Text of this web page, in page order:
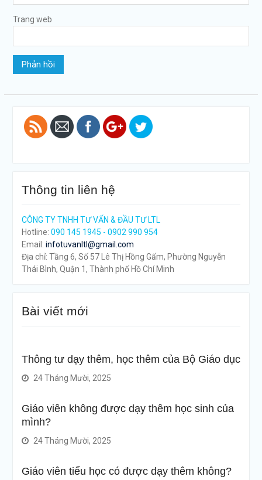
Trang web
nhat">
Thông tin liên hệ
CÔNG TY TNHH TƯ VẤN & ĐẦU TƯ LTL
Hotline: 090 145 1945 - 0902 990 954
Email: infotuvanltl@gmail.com
Địa chỉ: Tầng 6, Số 57 Lê Thị Hồng Gấm, Phường Nguyễn
Thái Bình, Quận 1, Thành phố Hồ Chí Minh
Bài viết mới
Thông tư dạy thêm, học thêm của Bộ Giáo dục
24 Tháng Mười, 2025
Giáo viên không được dạy thêm học sinh của
mình?
24 Tháng Mười, 2025
Giáo viên tiểu học có được dạy thêm không?